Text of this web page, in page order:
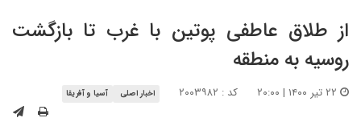
از طلاق عاطفی پوتین با غرب تا بازگشت
روسیه به منطقه
کد : ۲۰۰۳۹۸۲ اخبار اصلی آسیا و آفریقا